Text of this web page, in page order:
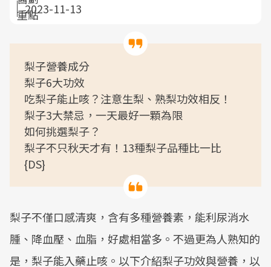
2023-11-13
梨子營養成分
梨子6大功效
吃梨子能止咳？注意生梨、熟梨功效相反！
梨子3大禁忌，一天最好一顆為限
如何挑選梨子？
梨子不只秋天才有！13種梨子品種比一比
{DS}
梨子不僅口感清爽，含有多種營養素，能利尿消水
腫、降血壓、血脂，好處相當多。不過更為人熟知的
是，梨子能入藥止咳。以下介紹梨子功效與營養，以